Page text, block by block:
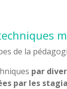
de la
par
par les